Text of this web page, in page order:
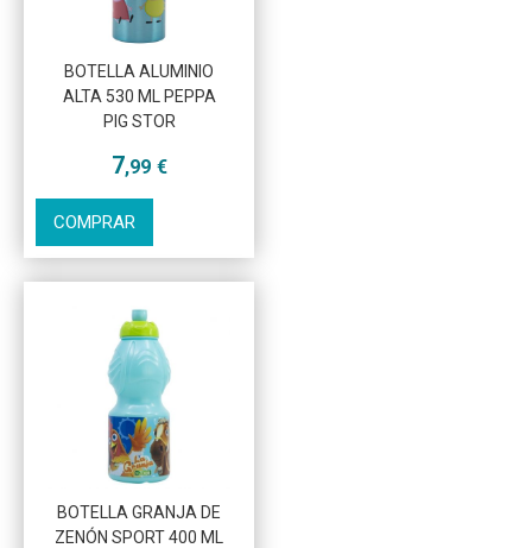
BOTELLA ALUMINIO
ALTA 530 ML PEPPA
PIG STOR
7,99 €
COMPRAR
BOTELLA GRANJA DE
ZENÓN SPORT 400 ML
Más info
Más info